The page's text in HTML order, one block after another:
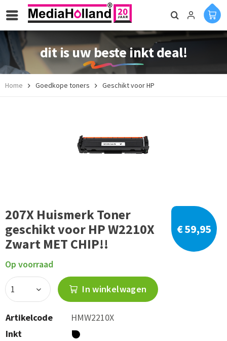
dit is uw beste inkt deal!
Home Goedkope toners Geschikt voor HP
207X Huismerk Toner
geschikt voor HP W2210X
Zwart MET CHIP!!
€ 59,95
Op voorraad
In winkelwagen
Artikelcode
HMW2210X
Inkt